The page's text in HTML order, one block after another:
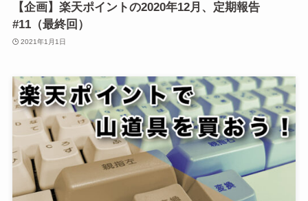
【企画】楽天ポイントの2020年12月、定期報告
#11（最終回）
2021年1月1日